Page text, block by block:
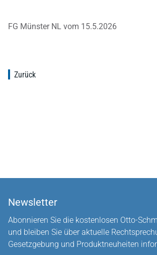
FG Münster NL vom 15.5.2026
Zurück
Newsletter
Abonnieren Sie die kostenlosen Otto-
und bleiben Sie über aktuelle
Gesetzgebung und Produktneuheiten